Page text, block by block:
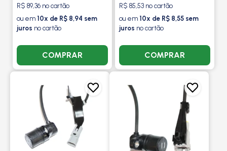
R$ 89,36 no cartão
ou em 10x de R$ 8,94 sem
juros no cartão
COMPRAR
R$ 85,53 no cartão
ou em 10x de R$ 8,55 sem
juros no cartão
COMPRAR